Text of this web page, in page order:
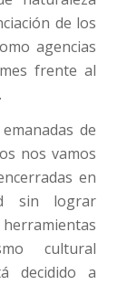
de los
agencias
frente al
de
nos vamos
en
sin lograr
cultural
decidido a